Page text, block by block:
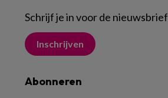
Schrijf je in voor de nieuwsbrief
Inschrijven
Abonneren